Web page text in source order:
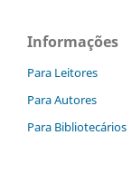
Informações
Para Leitores
Para Autores
Para Bibliotecários